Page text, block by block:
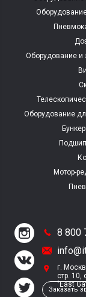
Оборудование и
Оборудование
Мотор-
8 800
г.
стр.
"East
Заказать